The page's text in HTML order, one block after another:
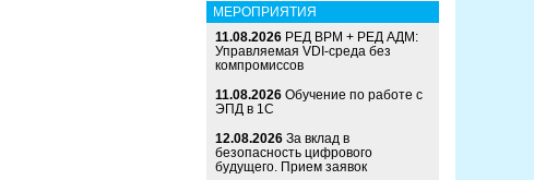
МЕРОПРИЯТИЯ
11.08.2026 РЕД ВРМ + РЕД АДМ:
Управляемая VDI-среда без
компромиссов
11.08.2026 Обучение по работе с
ЭПД в 1С
12.08.2026 За вклад в
безопасность цифрового
будущего. Прием заявок